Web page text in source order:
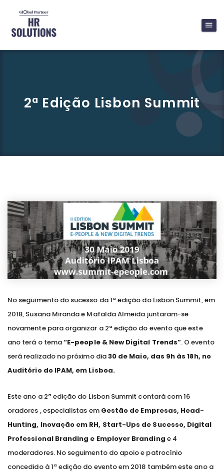
2ª Edição Lisbon Summit
No seguimento do sucesso da 1ª edição do Lisbon Summit, em
2018, Susana Miranda e Mafalda Almeida juntaram-se
novamente para organizar a 2ª edição do evento que este
ano terá o tema“E-people & New Digital Trends”. O evento
será realizado no próximo dia30 de Maio, das 9h às 18h, no
Auditório do IPAM, em Lisboa.
Este ano a 2ª edição do Lisbon Summit contará com 16
oradores , especialistas em Gestão de Empresas, Head-
Hunting, Inovação em RH, Start-Ups de Sucesso, Digital
Professional Branding e Employer Branding e 4
moderadores. No seguimento do apoio e patrocínio
concedido à 1ª edição do evento em 2018 também este ano a